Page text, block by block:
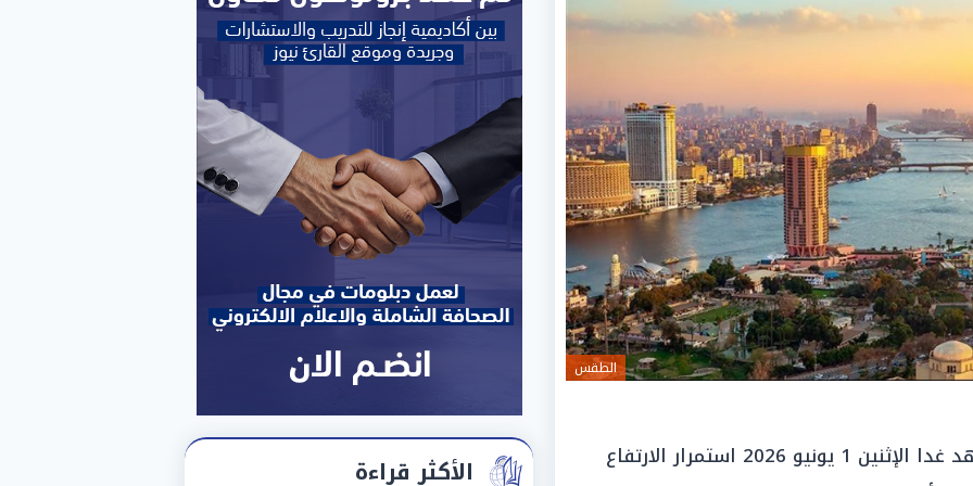
الطقس
تتوقع هيئة الأرصاد الجوية، أن يشهد غدا الإثنين 1 يونيو 2026 استمرار الارتفاع
الأكثر قراءة